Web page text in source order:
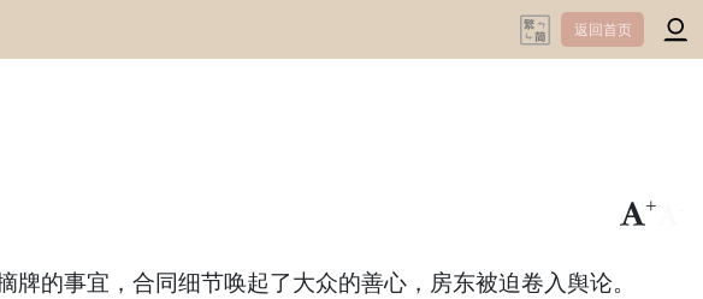
返回首页
+
的事宜，合同细节唤起了大众的善心，房东被迫卷入舆论。